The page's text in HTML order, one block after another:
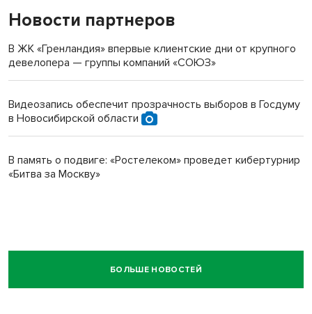
Новости партнеров
В ЖК «Гренландия» впервые клиентские дни от крупного
девелопера — группы компаний «СОЮЗ»
Видеозапись обеспечит прозрачность выборов в Госдуму
в Новосибирской области
В память о подвиге: «Ростелеком» проведет кибертурнир
«Битва за Москву»
БОЛЬШЕ НОВОСТЕЙ